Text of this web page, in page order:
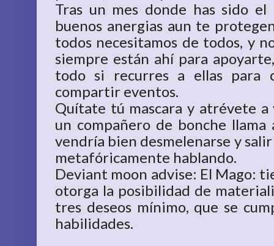
Tras un mes donde has sido
buenos anergias aun te
todos necesitamos de todos, y
siempre están ahí para
todo si recurres a ellas para
compartir eventos.
Quítate tú mascara y atrévete
un compañero de bonche
vendría bien desmelenarse y
metafóricamente hablando.
Deviant moon advise: El Mago:
otorga la posibilidad de
tres deseos mínimo, que se
habilidades.